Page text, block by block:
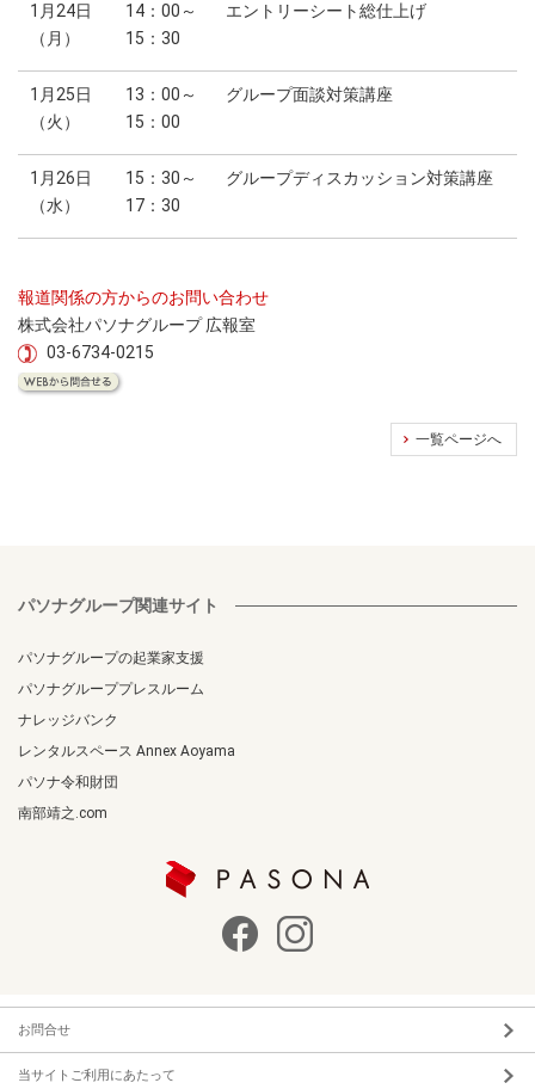
1月24日
（月）
14：00～
15：30
エントリーシート総仕上げ
1月25日
（火）
13：00～
15：00
グループ面談対策講座
1月26日
（水）
15：30～
17：30
グループディスカッション対策講座
報道関係の方からのお問い合わせ
株式会社パソナグループ 広報室
03-6734-0215
一覧ページへ
パソナグループ関連サイト
パソナグループの起業家支援
パソナグループプレスルーム
ナレッジバンク
レンタルスペース Annex Aoyama
パソナ令和財団
南部靖之.com
お問合せ
当サイトご利用にあたって